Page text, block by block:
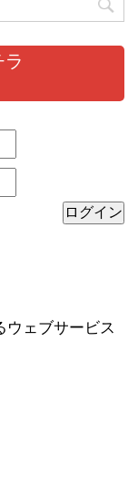
ウェブサービス